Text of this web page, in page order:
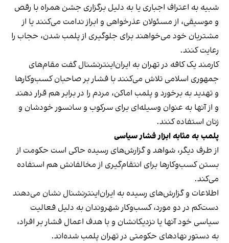
شبیه به اعتراف اجباری یا به دلیل برگزاری جشن همراه با رقص
و موسیقی، از مسئولان عذرخواهی و ابراز ندامت می‌کنند یا از
مشتریان خود می‌خواهند برای جلوگیری از پلمب شدن، حجاب را
رعایت کنند.
کارمند یک کافه در تهران به ایران‌اینترنشنال گفت مقام‌های
جمهوری اسلامی تلاش می‌کنند با فشار بر صاحبان کسب‌وکارها
و تهدید به برخورد و پلمب اماکن، مردم را در برابر هم قرار دهند
و از آنها به عنوان وسیله‌ای برای سرکوب و سانسور خودشان و
زنان استفاده کنند.
پلمب به مثابه ابزار فشار سیاسی
از طرف دیگر، شواهد و گزارش‌های رسیده حاکی است حکومت از
بستن کسب‌وکارها برای انتقام‌گیری از مخالفانش هم استفاده
می‌کند.
اطلاعات و گزارش‌های رسیده به ایران‌اینترنشنال نشان می‌دهند
دست‌کم در دو مورد، کسب‌وکار شهروندان به دلیل فعالیت
سیاسی خود آنها یا نزدیکانشان و با هدف اعمال فشار بر افراد،
به دستور نهادهای حکومتی در تهران پلمب شده‌اند.